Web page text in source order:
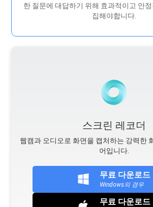
한 질문에 대답하기 위해 효과적이고 안
집해야합니다.
스크린 레코더
웹캠과 오디오로 화면을 캡처하는 강력한
어입니다.
무료 다운로드
Windows의 경우
무료 다운로드